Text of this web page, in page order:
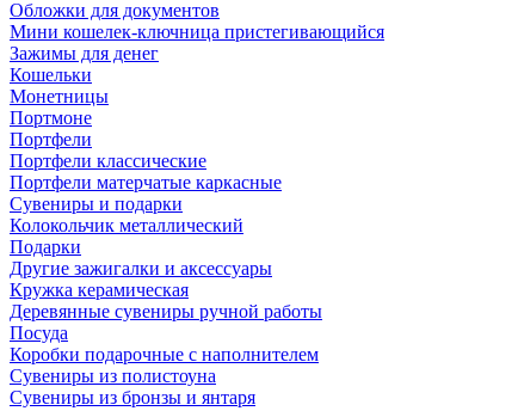
Обложки для документов
Мини кошелек-ключница пристегивающийся
Зажимы для денег
Кошельки
Монетницы
Портмоне
Портфели
Портфели классические
Портфели матерчатые каркасные
Сувениры и подарки
Колокольчик металлический
Подарки
Другие зажигалки и аксессуары
Кружка керамическая
Деревянные сувениры ручной работы
Посуда
Коробки подарочные с наполнителем
Сувениры из полистоуна
Сувениры из бронзы и янтаря